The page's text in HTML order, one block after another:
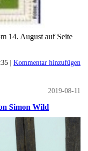
14. August auf Seite
| Kommentar hinzufügen
2019-08-11
Simon Wild